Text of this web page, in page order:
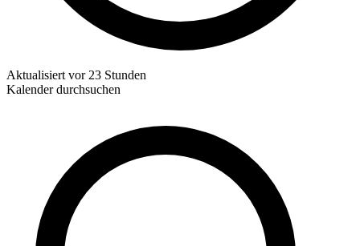
Aktualisiert vor 23 Stunden
Kalender durchsuchen